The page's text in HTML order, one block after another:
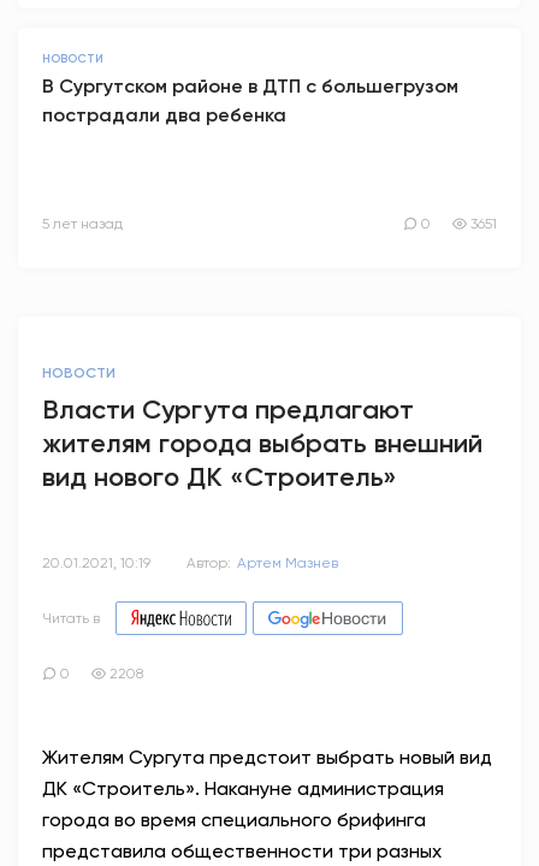
НОВОСТИ
В Сургутском районе в ДТП с большегрузом
пострадали два ребенка
5 лет назад 0 3651
НОВОСТИ
Власти Сургута предлагают
жителям города выбрать внешний
вид нового ДК «Строитель»
20.01.2021, 10:19 Автор: Артем Мазнев
Читать в
0 2208
Жителям Сургута предстоит выбрать новый вид
ДК «Строитель». Накануне администрация
города во время специального брифинга
представила общественности три разных